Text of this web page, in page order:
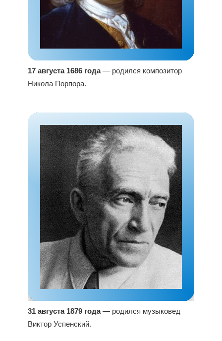
17 августа 1686 года— родился композитор
Никола Порпора.
31 августа 1879 года— родился музыковед
Виктор Успенский.